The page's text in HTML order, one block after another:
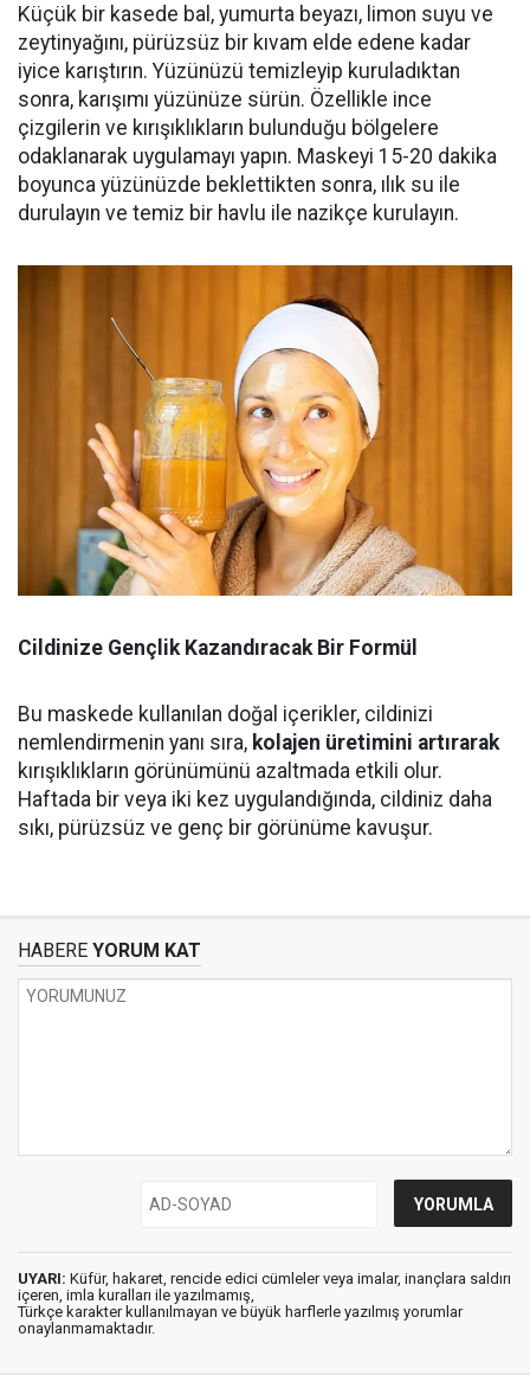
Küçük bir kasede bal, yumurta beyazı, limon suyu ve
zeytinyağını, pürüzsüz bir kıvam elde edene kadar
iyice karıştırın. Yüzünüzü temizleyip kuruladıktan
sonra, karışımı yüzünüze sürün. Özellikle ince
çizgilerin ve kırışıklıkların bulunduğu bölgelere
odaklanarak uygulamayı yapın. Maskeyi 15-20 dakika
boyunca yüzünüzde beklettikten sonra, ılık su ile
durulayın ve temiz bir havlu ile nazikçe kurulayın.
Cildinize Gençlik Kazandıracak Bir Formül
Bu maskede kullanılan doğal içerikler, cildinizi
nemlendirmenin yanı sıra, kolajen üretimini artırarak
kırışıklıkların görünümünü azaltmada etkili olur.
Haftada bir veya iki kez uygulandığında, cildiniz daha
sıkı, pürüzsüz ve genç bir görünüme kavuşur.
HABERE YORUM KAT
UYARI: Küfür, hakaret, rencide edici cümleler veya imalar, inançlara saldırı
içeren, imla kuralları ile yazılmamış,
Türkçe karakter kullanılmayan ve büyük harflerle yazılmış yorumlar
onaylanmamaktadır.